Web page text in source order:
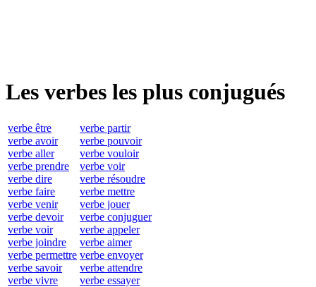
Les verbes les plus conjugués
verbe être
verbe avoir
verbe aller
verbe prendre
verbe dire
verbe faire
verbe venir
verbe devoir
verbe voir
verbe joindre
verbe permettre
verbe savoir
verbe vivre
verbe partir
verbe pouvoir
verbe vouloir
verbe voir
verbe résoudre
verbe mettre
verbe jouer
verbe conjuguer
verbe appeler
verbe aimer
verbe envoyer
verbe attendre
verbe essayer